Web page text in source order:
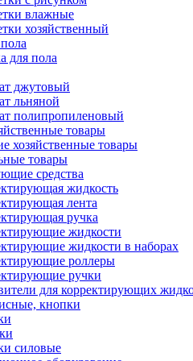
влажные
хозяйственный
для пола
джутовый
льняной
полипропиленовый
товары
хозяйственные товары
товары
средства
жидкость
лента
ручка
жидкости
жидкости в наборах
роллеры
ручки
для корректирующих
кнопки
силовые